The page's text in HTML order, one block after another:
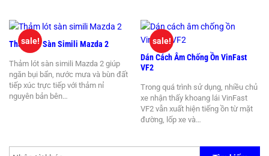
Thảm Lót Sàn Simili Mazda 2
Thảm lót sàn simili Mazda 2 giúp
ngăn bụi bẩn, nước mưa và bùn đất
tiếp xúc trực tiếp với thảm nỉ
nguyên bản bên…
sale!
Dán Cách Âm Chống Ồn VinFast
VF2
Trong quá trình sử dụng, nhiều chủ
xe nhận thấy khoang lái VinFast
VF2 vẫn xuất hiện tiếng ồn từ mặt
đường, lốp xe và…
sale!